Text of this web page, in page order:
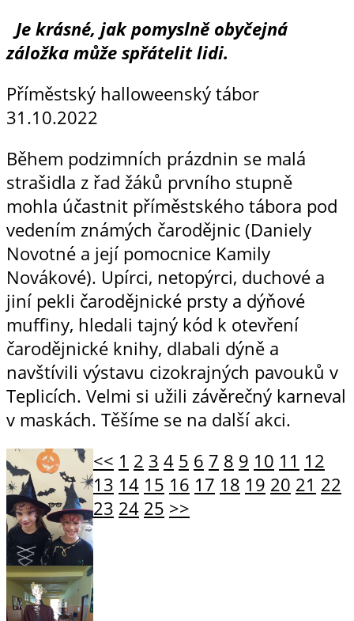
Je krásné, jak pomyslně obyčejná
záložka může spřátelit lidi.
Příměstský halloweenský tábor
31.10.2022
Během podzimních prázdnin se malá
strašidla z řad žáků prvního stupně
mohla účastnit příměstského tábora pod
vedením známých čarodějnic (Daniely
Novotné a její pomocnice Kamily
Novákové). Upírci, netopýrci, duchové a
jiní pekli čarodějnické prsty a dýňové
muffiny, hledali tajný kód k otevření
čarodějnické knihy, dlabali dýně a
navštívili výstavu cizokrajných pavouků v
Teplicích. Velmi si užili závěrečný karneval
v maskách. Těšíme se na další akci.
<< 1 2 3 4 5 6 7 8 9 10 11 12
13 14 15 16 17 18 19 20 21 22
23 24 25 >>